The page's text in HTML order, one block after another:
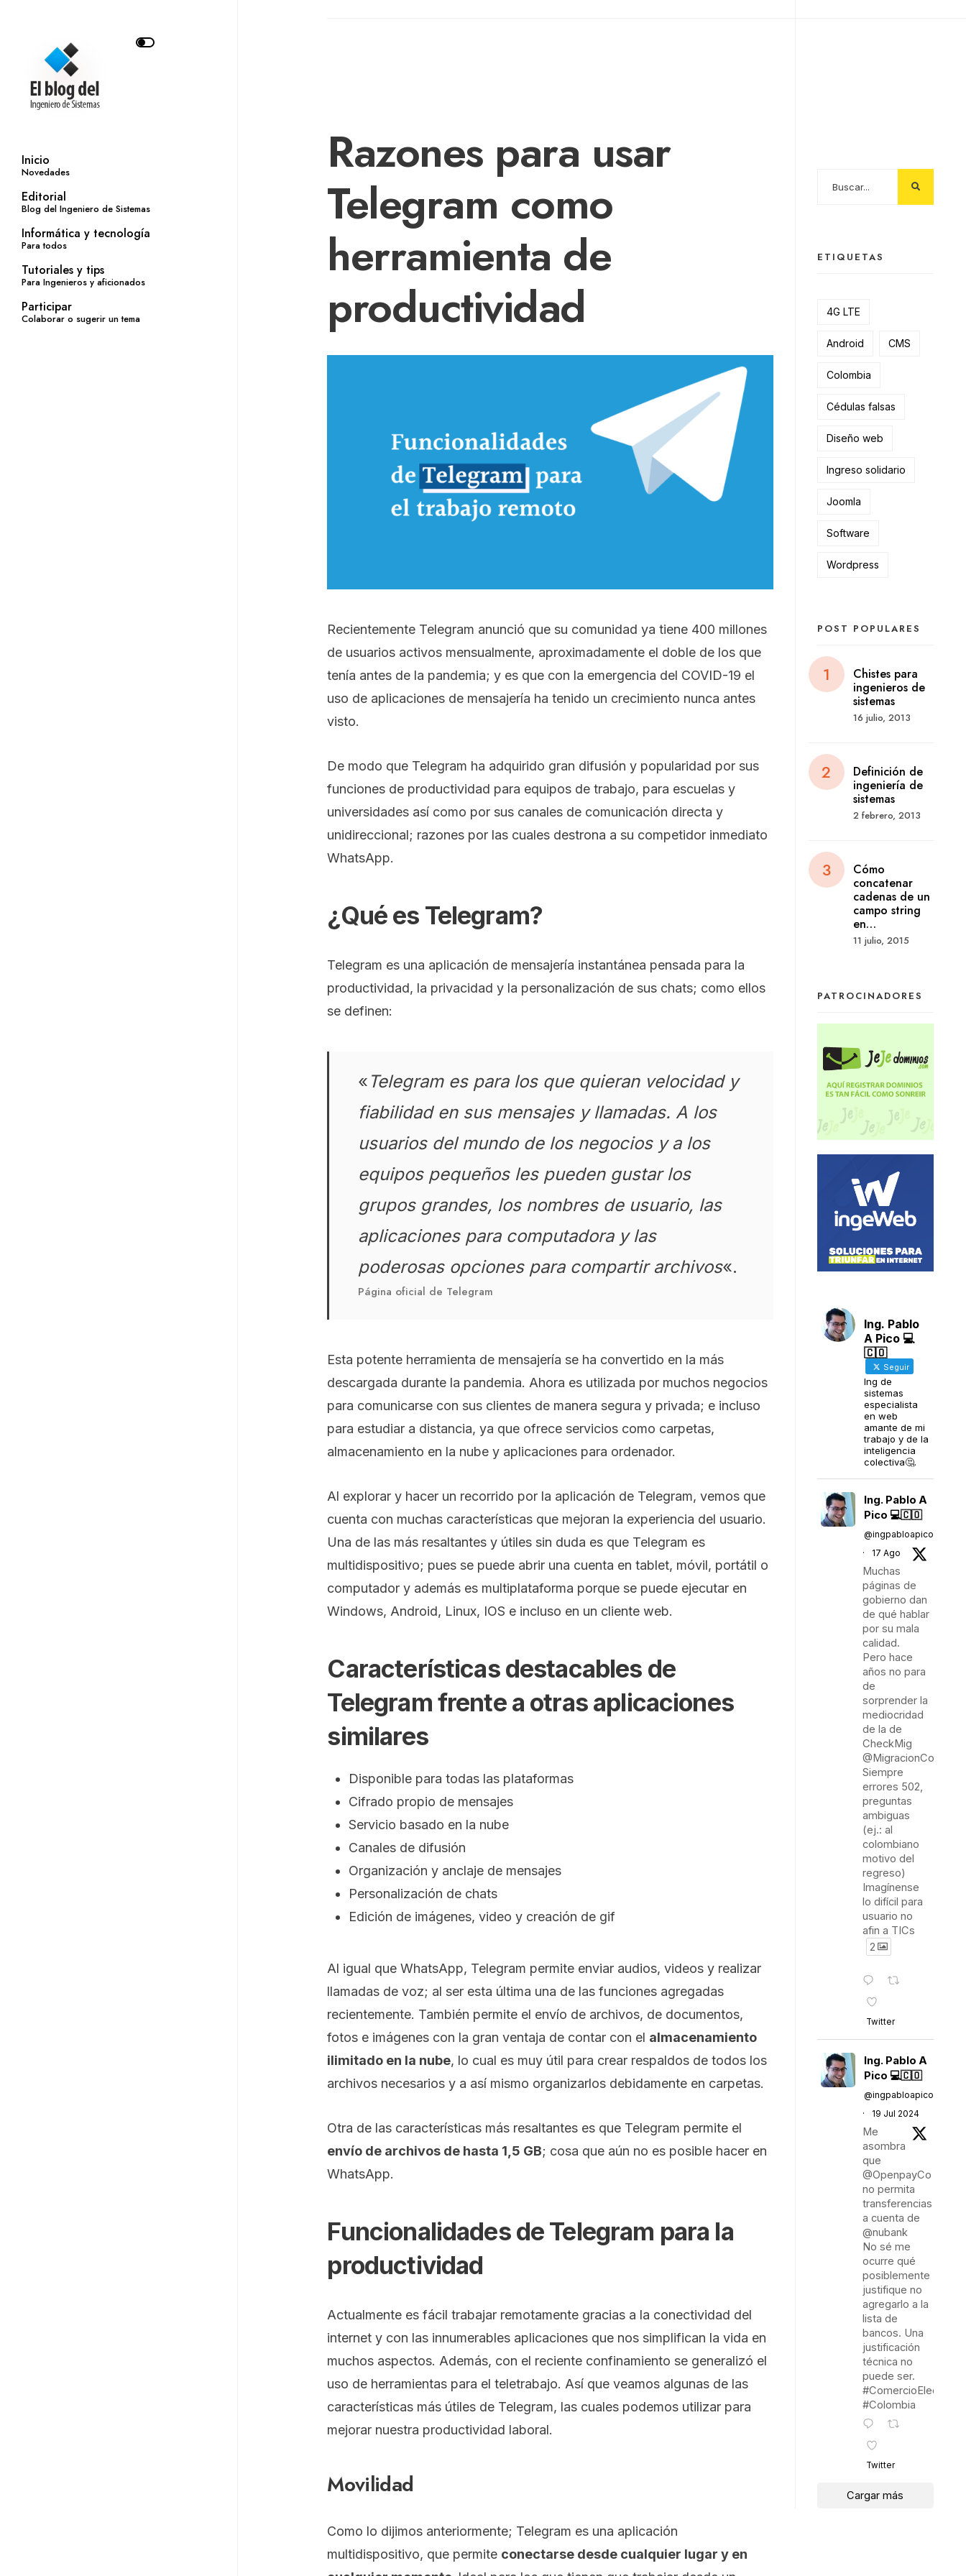
Inicio
Novedades
Editorial
Blog del Ingeniero de Sistemas
Informática y tecnología
Para todos
Tutoriales y tips
Para Ingenieros y aficionados
Participar
Colaborar o sugerir un tema
Razones para usar
Telegram como
herramienta de
productividad
Recientemente Telegram anunció que su comunidad ya tiene 400 millones
de usuarios activos mensualmente, aproximadamente el doble de los que
tenía antes de la pandemia; y es que con la emergencia del COVID-19 el
uso de aplicaciones de mensajería ha tenido un crecimiento nunca antes
visto.
De modo que Telegram ha adquirido gran difusión y popularidad por sus
funciones de productividad para equipos de trabajo, para escuelas y
universidades así como por sus canales de comunicación directa y
unidireccional; razones por las cuales destrona a su competidor inmediato
WhatsApp.
¿Qué es Telegram?
Telegram es una aplicación de mensajería instantánea pensada para la
productividad, la privacidad y la personalización de sus chats; como ellos
se definen:
« Telegram es para los que quieran velocidad y
fiabilidad en sus mensajes y llamadas. A los
usuarios del mundo de los negocios y a los
equipos pequeños les pueden gustar los
grupos grandes, los nombres de usuario, las
aplicaciones para computadora y las
poderosas opciones para compartir archivos«.
Página oficial de Telegram
Esta potente herramienta de mensajería se ha convertido en la más
descargada durante la pandemia. Ahora es utilizada por muchos negocios
para comunicarse con sus clientes de manera segura y privada; e incluso
para estudiar a distancia, ya que ofrece servicios como carpetas,
almacenamiento en la nube y aplicaciones para ordenador.
Al explorar y hacer un recorrido por la aplicación de Telegram, vemos que
cuenta con muchas características que mejoran la experiencia del usuario.
Una de las más resaltantes y útiles sin duda es que Telegram es
multidispositivo; pues se puede abrir una cuenta en tablet, móvil, portátil o
computador y además es multiplataforma porque se puede ejecutar en
Windows, Android, Linux, IOS e incluso en un cliente web.
Características destacables de
Telegram frente a otras aplicaciones
similares
Disponible para todas las plataformas
Cifrado propio de mensajes
Servicio basado en la nube
Canales de difusión
Organización y anclaje de mensajes
Personalización de chats
Edición de imágenes, video y creación de gif
Al igual que WhatsApp, Telegram permite enviar audios, videos y realizar
llamadas de voz; al ser esta última una de las funciones agregadas
recientemente. También permite el envío de archivos, de documentos,
fotos e imágenes con la gran ventaja de contar con el almacenamiento
ilimitado en la nube, lo cual es muy útil para crear respaldos de todos los
archivos necesarios y a así mismo organizarlos debidamente en carpetas.
Otra de las características más resaltantes es que Telegram permite el
envío de archivos de hasta 1,5 GB; cosa que aún no es posible hacer en
WhatsApp.
Funcionalidades de Telegram para la
productividad
Actualmente es fácil trabajar remotamente gracias a la conectividad del
internet y con las innumerables aplicaciones que nos simplifican la vida en
muchos aspectos. Además, con el reciente confinamiento se generalizó el
uso de herramientas para el teletrabajo. Así que veamos algunas de las
características más útiles de Telegram, las cuales podemos utilizar para
mejorar nuestra productividad laboral.
Movilidad
Como lo dijimos anteriormente; Telegram es una aplicación
multidispositivo, que permite conectarse desde cualquier lugar y en
ETIQUETAS
4G LTE
Android CMS
Colombia
Cédulas falsas
Diseño web
Ingreso solidario
Joomla
Software
Wordpress
POST POPULARES
Chistes para
ingenieros de
sistemas
16 julio, 2013
Definición de
ingeniería de
sistemas
2 febrero, 2013
Cómo
concatenar
cadenas de un
campo string
en…
11 julio, 2015
PATROCINADORES
Ing. Pablo
A Pico 💻
🇨🇴
Seguir
Ing de
sistemas
especialista
en web
amante de mi
trabajo y de la
inteligencia
colectiva🤔.
Ing. Pablo A
Pico 💻🇨🇴
@ingpabloapico
·
17 Ago
Muchas
páginas de
gobierno dan
de qué hablar
por su mala
calidad.
Pero hace
años no para
de
sorprender la
mediocridad
de la de
CheckMig
@MigracionCol
Siempre
errores 502,
preguntas
ambiguas
(ej.: al
colombiano
motivo del
regreso)
Imagínense
lo difícil para
usuario no
afin a TICs
2
Twitter
Ing. Pablo A
Pico 💻🇨🇴
@ingpabloapico
·
19 Jul 2024
Me
asombra
que
@OpenpayCo
no permita
transferencias
a cuenta de
@nubank
No sé me
ocurre qué
posiblemente
justifique no
agregarlo a la
lista de
bancos. Una
justificación
técnica no
puede ser.
#Colombia
Twitter
Cargar más